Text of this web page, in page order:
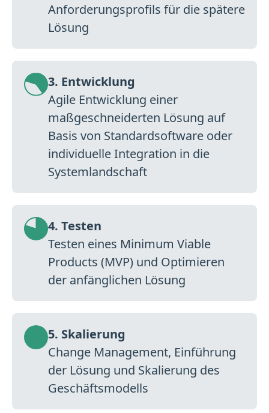
Anforderungsprofils für die spätere
Lösung
3. Entwicklung
Agile Entwicklung einer
maßgeschneiderten Lösung auf
Basis von Standardsoftware oder
individuelle Integration in die
Systemlandschaft
4. Testen
Testen eines Minimum Viable
Products (MVP) und Optimieren
der anfänglichen Lösung
5. Skalierung
Change Management, Einführung
der Lösung und Skalierung des
Geschäftsmodells